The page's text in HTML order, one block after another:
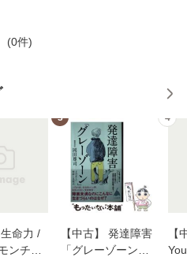
(0件)
生命力 /
ンチー /
3
【中古】 発達障害
「グレーゾーン」
4
【